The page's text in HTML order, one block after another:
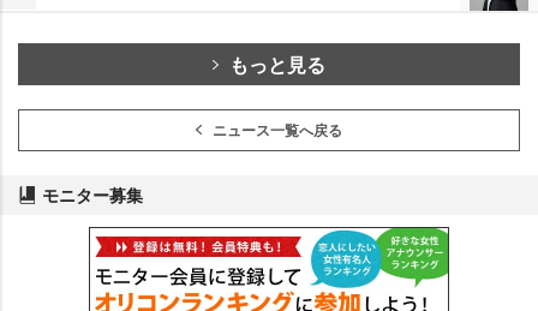
もっと見る
ニュース一覧へ戻る
モニター募集